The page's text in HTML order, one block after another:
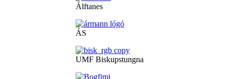
Álftanes
ÁS
UMF Biskupstungna